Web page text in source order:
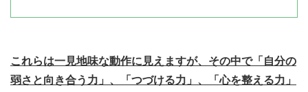
これらは一見地味な動作に見えますが、その中で「自分の
弱さと向き合う力」、「つづける力」、「心を整える力」